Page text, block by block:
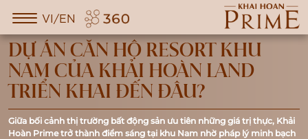
VI/EN
DỰ ÁN CĂN HỘ RESORT KHU
NAM CỦA KHẢI HOÀN LAND
TRIỂN KHAI ĐẾN ĐÂU?
Giữa bối cảnh thị trường bất động sản ưu tiên những giá trị thực, Khải
Hoàn Prime trở thành điểm sáng tại khu Nam nhờ pháp lý minh bạch